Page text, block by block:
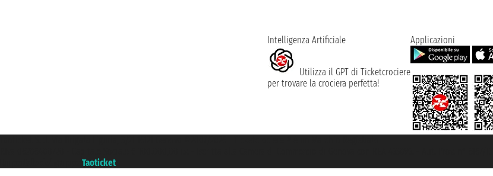
Intelligenza Artificiale
Utilizza il GPT di Ticketcrociere
per trovare la crociera perfetta!
Applicazioni
Taoticket